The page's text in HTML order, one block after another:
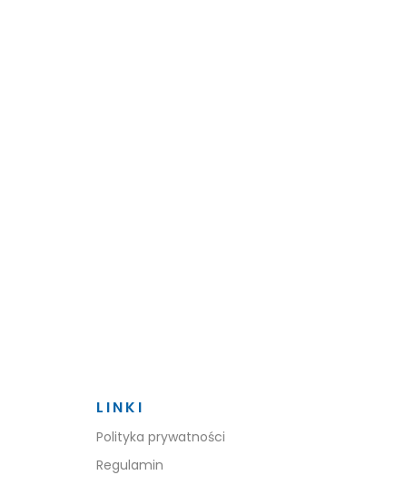
LINKI
Polityka prywatności
Regulamin